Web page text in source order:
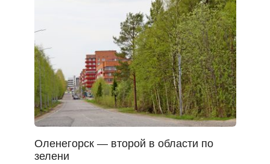
Оленегорск — второй в области по
зелени